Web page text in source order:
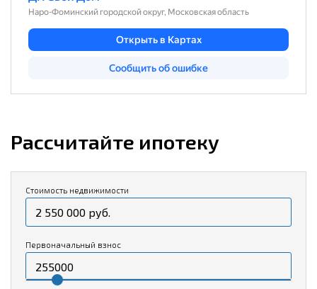
Рассчитайте ипотеку
Стоимость недвижимости
Первоначальный взнос